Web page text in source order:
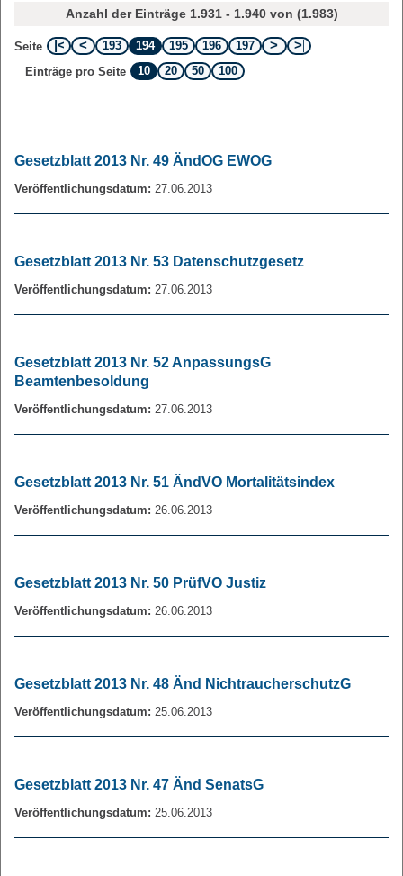
Anzahl der Einträge 1.931 - 1.940 von (1.983)
Seite 193 194 195 196
197
Einträge pro Seite
10 20 50 100
Gesetzblatt 2013 Nr. 49 ÄndOG EWOG
Veröffentlichungsdatum: 27.06.2013
Gesetzblatt 2013 Nr. 53 Datenschutzgesetz
Veröffentlichungsdatum: 27.06.2013
Gesetzblatt 2013 Nr. 52 AnpassungsG
Beamtenbesoldung
Veröffentlichungsdatum: 27.06.2013
Gesetzblatt 2013 Nr. 51 ÄndVO Mortalitätsindex
Veröffentlichungsdatum: 26.06.2013
Gesetzblatt 2013 Nr. 50 PrüfVO Justiz
Veröffentlichungsdatum: 26.06.2013
Gesetzblatt 2013 Nr. 48 Änd NichtraucherschutzG
Veröffentlichungsdatum: 25.06.2013
Gesetzblatt 2013 Nr. 47 Änd SenatsG
Veröffentlichungsdatum: 25.06.2013